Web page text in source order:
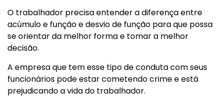
O trabalhador precisa entender a diferença entre
acúmulo e função e desvio de função para que possa
se orientar da melhor forma e tomar a melhor
decisão.
A empresa que tem esse tipo de conduta com seus
funcionários pode estar cometendo crime e está
prejudicando a vida do trabalhador.